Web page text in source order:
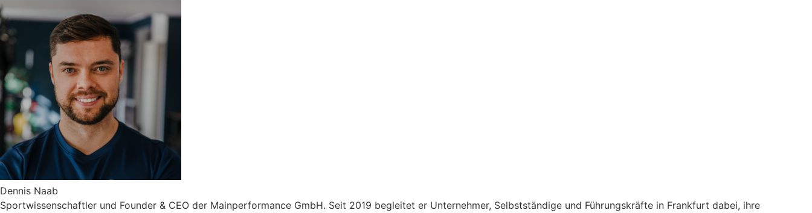
Dennis Naab
Sportwissenschaftler und Founder & CEO der Mainperformance GmbH. Seit 2019 begleitet er Unternehmer, Selbstständige und Führungskräfte in Frankfurt dabei, ihre